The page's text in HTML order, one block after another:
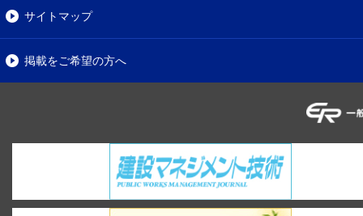
サイトマップ
掲載をご希望の方へ